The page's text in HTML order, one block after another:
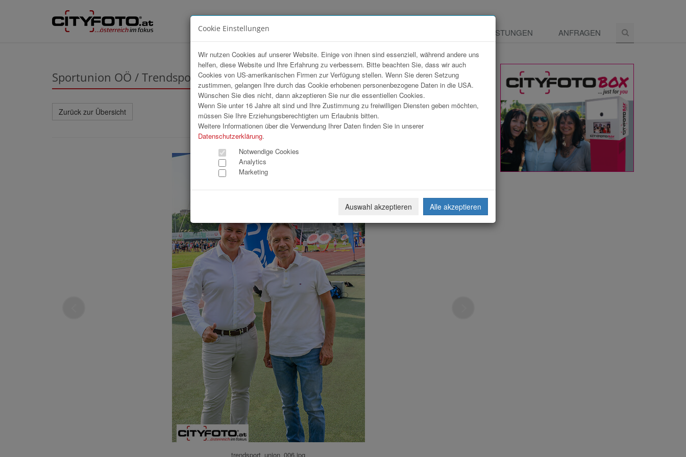
LEISTUNGEN ANFRAGEN
Sportunion OÖ / Trendsportfestival 2026
Zurück zur Übersicht Download Weiterleiten
trendsport_union_006.jpg
Cookie Einstellungen
Wir nutzen Cookies auf unserer Website. Einige von ihnen sind essenziell, während andere uns
helfen, diese Website und Ihre Erfahrung zu verbessern. Bitte beachten Sie, dass wir auch
Cookies von US-amerikanischen Firmen zur Verfügung stellen. Wenn Sie deren Setzung
zustimmen, gelangen Ihre durch das Cookie erhobenen personenbezogene Daten in die USA.
Wünschen Sie dies nicht, dann akzeptieren Sie nur die essentiellen Cookies.
Wenn Sie unter 16 Jahre alt sind und Ihre Zustimmung zu freiwilligen Diensten geben möchten,
müssen Sie Ihre Erziehungsberechtigten um Erlaubnis bitten.
Weitere Informationen über die Verwendung Ihrer Daten finden Sie in unserer
Datenschutzerklärung.
Notwendige Cookies
Analytics
Marketing
Auswahl akzeptieren Alle akzeptieren